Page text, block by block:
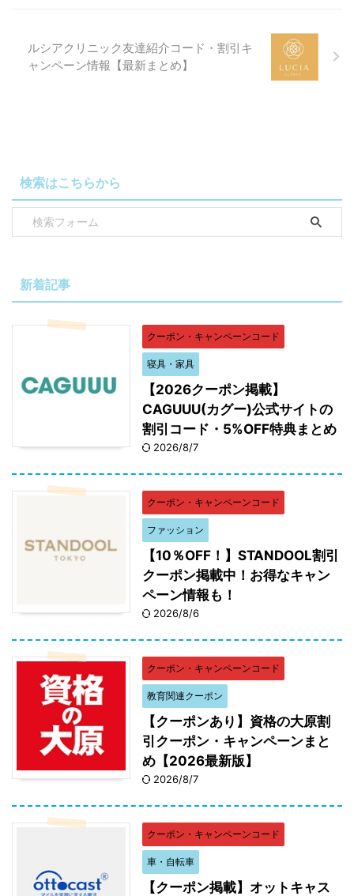
ルシアクリニック友達紹介コード・割引キ
ャンペーン情報【最新まとめ】
検索はこちらから
新着記事
クーポン・キャンペーンコード
寝具・家具
【2026クーポン掲載】
CAGUUU(カグー)公式サイトの
割引コード・5%OFF特典まとめ
2026/8/7
クーポン・キャンペーンコード
ファッション
【10％OFF！】STANDOOL割引
クーポン掲載中！お得なキャン
ペーン情報も！
2026/8/6
クーポン・キャンペーンコード
教育関連クーポン
【クーポンあり】資格の大原割
引クーポン・キャンペーンまと
め【2026最新版】
2026/8/7
クーポン・キャンペーンコード
車・自転車
【クーポン掲載】オットキャス